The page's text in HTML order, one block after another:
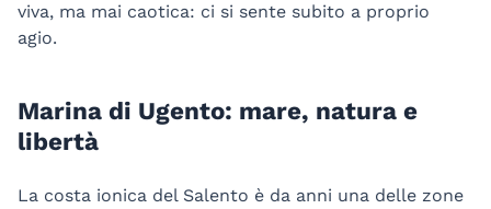
viva, ma mai caotica: ci si sente subito a proprio
agio.
Marina di Ugento: mare, natura e
libertà
La costa ionica del Salento è da anni una delle zone